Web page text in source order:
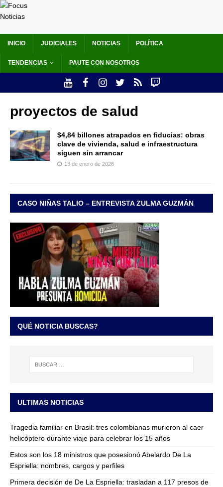
INICIO JUDICIALES NOTICIAS POLÍTICA
TENDENCIAS PAUTE CON NOSOTROS
proyectos de salud
$4,84 billones atrapados en fiducias: obras
clave de vivienda, salud e infraestructura
siguen sin arrancar
13 de enero de 2026
CASO NIÑAS TALIO – ENTREVISTA ZULMA GUZMÁN
QUÉ NOTICIA BUSCAS?
ULTIMAS NOTICIAS
Tragedia familiar en Brasil: tres colombianas murieron al caer
helicóptero durante viaje para celebrar los 15 años
Estos son los 18 ministros que posesionó Abelardo De La
Espriella: nombres, cargos y perfiles
Primera decisión de De La Espriella: trasladan a 117 presos de